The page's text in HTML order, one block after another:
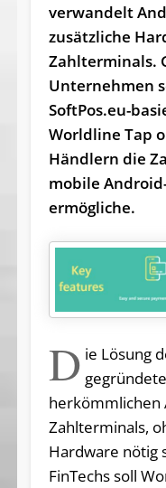
verwandelt
zusätzliche
Zahlterminals.
Unternehmen
SoftPos.eu-
Worldline Tap
Händlern die
mobile
ermögliche.
D ie Lösung
herkömmlichen
Zahlterminals,
Hardware nötig
FinTechs soll